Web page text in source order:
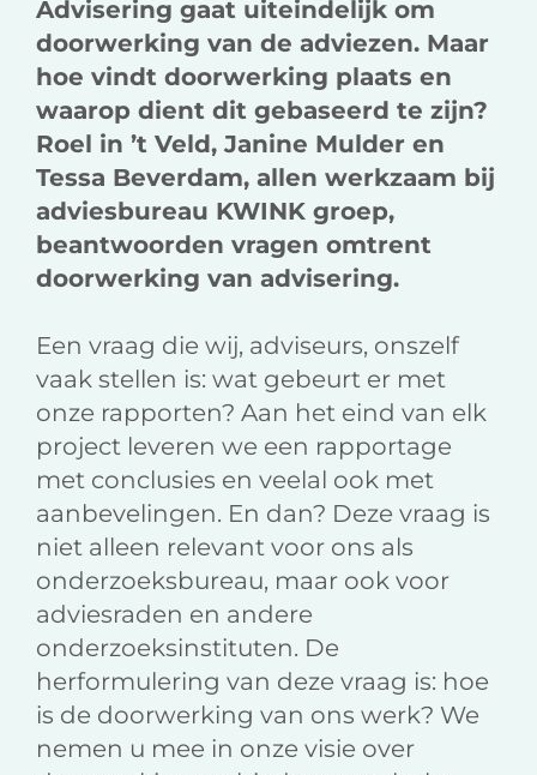
o
k
I
n
Advisering gaat uiteindelijk om
doorwerking van de adviezen. Maar
hoe vindt doorwerking plaats en
waarop dient dit gebaseerd te zijn?
Roel in ’t Veld, Janine Mulder en
Tessa Beverdam, allen werkzaam bij
adviesbureau KWINK groep,
beantwoorden vragen omtrent
doorwerking van advisering.
Een vraag die wij, adviseurs, onszelf
vaak stellen is: wat gebeurt er met
onze rapporten? Aan het eind van elk
project leveren we een rapportage
met conclusies en veelal ook met
aanbevelingen. En dan? Deze vraag is
niet alleen relevant voor ons als
onderzoeksbureau, maar ook voor
adviesraden en andere
onderzoeksinstituten. De
herformulering van deze vraag is: hoe
is de doorwerking van ons werk? We
nemen u mee in onze visie over